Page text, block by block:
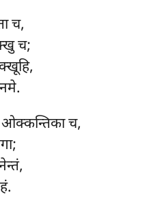
च,
च;
च,